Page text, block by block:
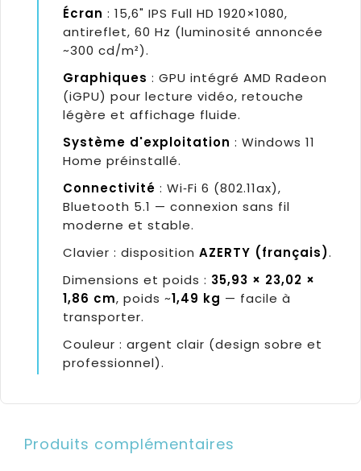
Écran : 15,6" IPS Full HD 1920×1080,
antireflet, 60 Hz (luminosité annoncée
~300 cd/m²).
Graphiques : GPU intégré AMD Radeon
(iGPU) pour lecture vidéo, retouche
légère et affichage fluide.
Système d'exploitation : Windows 11
Home préinstallé.
Connectivité : Wi‑Fi 6 (802.11ax),
Bluetooth 5.1 — connexion sans fil
moderne et stable.
Clavier : disposition AZERTY (français).
Dimensions et poids : 35,93 × 23,02 ×
1,86 cm, poids ~1,49 kg — facile à
transporter.
Couleur : argent clair (design sobre et
professionnel).
Produits complémentaires